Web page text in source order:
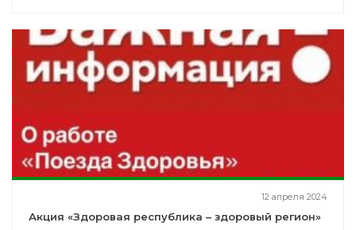
12 апреля 2024
Акция «Здоровая республика – здоровый регион»